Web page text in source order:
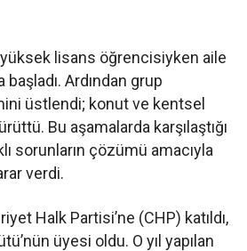
yüksek lisans öğrencisiyken aile
Ardından grup
üstlendi; konut ve kentsel
Bu aşamalarda karşılaştığı
sorunların çözümü amacıyla
verdi.
Halk Partisi’ne (CHP) katıldı,
üyesi oldu. O yıl yapılan